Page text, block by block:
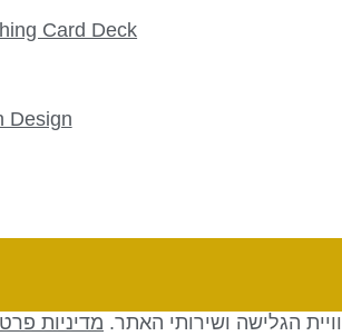
Card Deck
Design
הגלישה ושירותי האתר. מדיניות